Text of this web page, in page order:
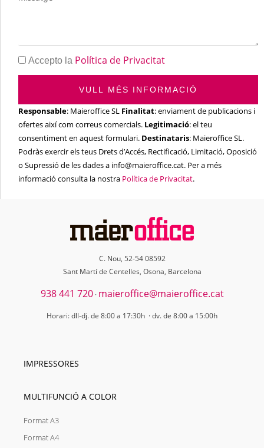
Accepto la Política de Privacitat
VULL MÉS INFORMACIÓ
Responsable: Maieroffice SL Finalitat: enviament de publicacions i
ofertes així com correus comercials. Legitimació: el teu
consentiment en aquest formulari. Destinataris: Maieroffice SL.
Podràs exercir els teus Drets d’Accés, Rectificació, Limitació, Oposició
o Supressió de les dades a info@maieroffice.cat. Per a més
informació consulta la nostra Política de Privacitat.
C. Nou, 52-54 08592
Sant Martí de Centelles, Osona, Barcelona
938 441 720· maieroffice@maieroffice.cat
Horari: dll-dj. de 8:00 a 17:30h · dv. de 8:00 a 15:00h
IMPRESSORES
MULTIFUNCIÓ A COLOR
Format A3
Format A4